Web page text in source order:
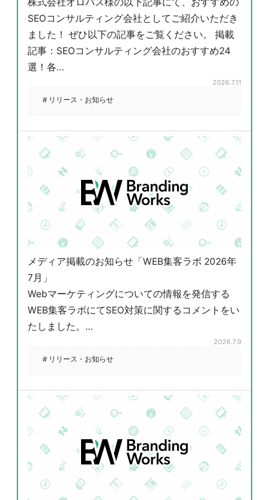
SEOコンサルティング会社としてご紹介いただき
ました！ ぜひ以下の記事をご覧ください。 掲載
記事：SEOコンサルティング会社のおすすめ24
選！各…
2026.7.11
# リリース・お知らせ
メディア掲載のお知らせ「WEB集客ラボ 2026年
7月」
Webマーケティングについての情報を発信する
WEB集客ラボにてSEO対策に関するコメントをい
たしました。…
2026.7.9
# リリース・お知らせ